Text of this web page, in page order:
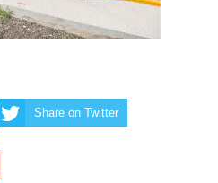
Share on Twitter